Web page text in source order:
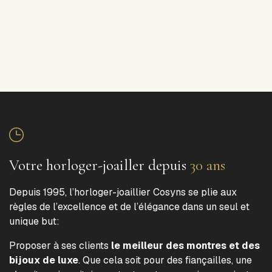
Votre horloger-joailler depuis 30 ans
Depuis 1995, l’horloger-joaillier Cosyns se plie aux
règles de l’excellence et de l’élégance dans un seul et
unique but:
Proposer à ses clients le meilleur des montres et des
bijoux de luxe. Que cela soit pour des fiançailles, une